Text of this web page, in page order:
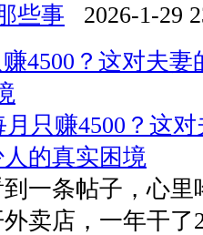
些事
2026-1-29
4500？这对夫
一条帖子，心
卖店，一年干了